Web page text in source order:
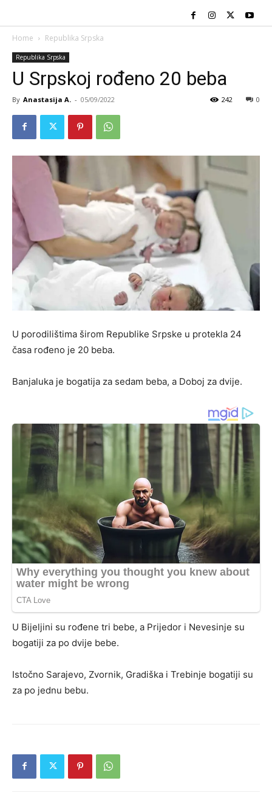
Home Republika Srpska
Republika Srpska
U Srpskoj rođeno 20 beba
By Anastasija A. - 05/09/2022 0
242
U porodilištima širom Republike Srpske u protekla 24
časa rođeno je 20 beba.
Banjaluka je bogatija za sedam beba, a Doboj za dvije.
U Bijeljini su rođene tri bebe, a Prijedor i Nevesinje su
bogatiji za po dvije bebe.
Istočno Sarajevo, Zvornik, Gradiška i Trebinje bogatiji su
za po jednu bebu.